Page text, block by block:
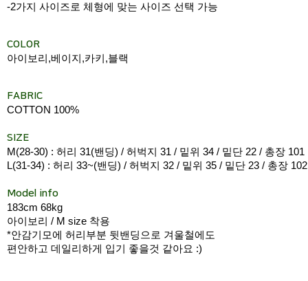
-2가지 사이즈로 체형에 맞는 사이즈 선택 가능
COLOR
아이보리,베이지,카키,블랙
FABRIC
COTTON 100%
SIZE
M(28-30) : 허리 31(밴딩) / 허벅지 31 / 밑위 34 / 밑단 22 / 총장 101
L(31-34) : 허리 33~(밴딩) / 허벅지 32 / 밑위 35 / 밑단 23 / 총장 102
Model info
183cm 68kg
아이보리 / M size 착용
*안감기모에 허리부분 뒷밴딩으로 겨울철에도
편안하고 데일리하게 입기 좋을것 같아요 :)